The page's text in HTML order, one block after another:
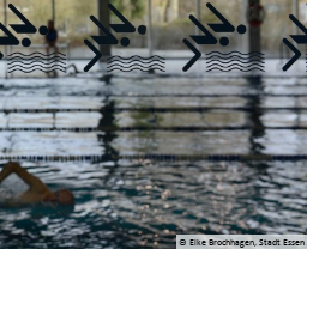
© Elke Brochhagen, Stadt Essen